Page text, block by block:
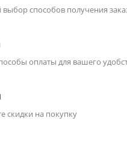
способов получения
оплаты для вашего
скидки на покупку